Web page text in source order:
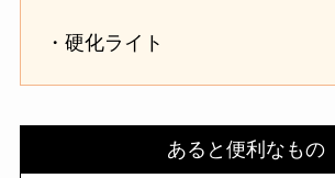
・硬化ライト
あると便利なもの